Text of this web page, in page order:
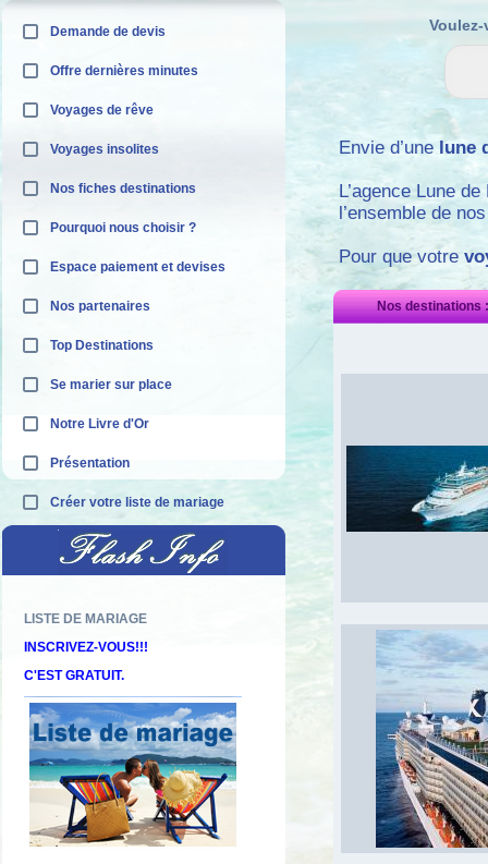
Demande de devis
Offre dernières minutes
Voyages de rêve
Voyages insolites
Nos fiches destinations
Pourquoi nous choisir ?
Espace paiement et devises
Nos partenaires
Top Destinations
Se marier sur place
Notre Livre d'Or
Présentation
Créer votre liste de mariage
Découvrez nos offres "adults only"
Envie d’une lune
L’agence Lune
l’ensemble de
Pour que votre
Nos destinations :